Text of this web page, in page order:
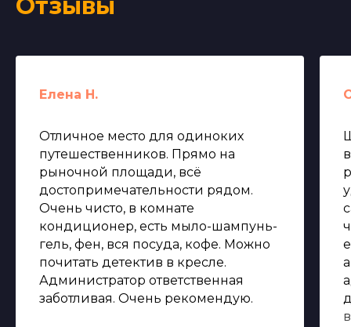
Елена Н.
Отличное место для одиноких
путешественников. Прямо на
рыночной площади, всё
достопримечательности рядом.
Очень чисто, в комнате
кондиционер, есть мыло-шампунь-
гель, фен, вся посуда, кофе. Можно
почитать детектив в кресле.
Администратор ответственная
заботливая. Очень рекомендую.